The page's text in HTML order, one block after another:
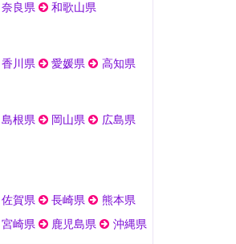
奈良県 和歌山県
香川県 愛媛県 高知県
島根県 岡山県
広島県
佐賀県 長崎県
熊本県
宮崎県 鹿児島県 沖縄県